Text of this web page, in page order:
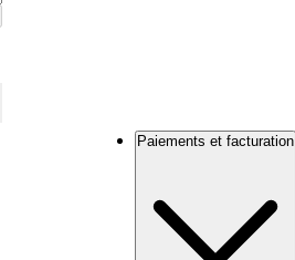
Paiements et facturation